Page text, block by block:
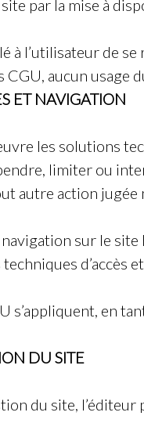
par la mise à
à l’utilisateur de
CGU, aucun usage
ET NAVIGATION
les solutions
limiter ou
autre action
sur le site
d’accès
s’appliquent, en
DU SITE
du site,